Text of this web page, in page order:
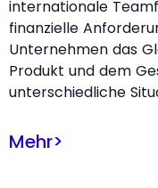
internationale
finanzielle
Unternehmen das
Produkt und dem
unterschiedliche
Mehr>